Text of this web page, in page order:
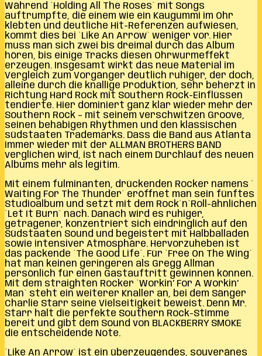
Während `Holding All The Roses` mit Songs
auftrumpfte, die einem wie ein Kaugummi im Ohr
klebten und deutliche Hit-Referenzen aufwiesen,
kommt dies bei `Like An Arrow` weniger vor. Hier
muss man sich zwei bis dreimal durch das Album
hören, bis einige Tracks diesen Ohrwurmeffekt
erzeugen. Insgesamt wirkt das neue Material im
Vergleich zum Vorgänger deutlich ruhiger, der doch,
alleine durch die knallige Produktion, sehr beherzt in
Richtung Hard Rock mit Southern Rock-Einflüssen
tendierte. Hier dominiert ganz klar wieder mehr der
Southern Rock – mit seinem verschwitzen Groove,
seinen behäbigen Rhythmen und den klassischen
südstaaten Trademarks. Dass die Band aus Atlanta
immer wieder mit der ALLMAN BROTHERS BAND
verglichen wird, ist nach einem Durchlauf des neuen
Albums mehr als legitim.
Mit einem fulminanten, drückenden Rocker namens `
Waiting For The Thunder` eröffnet man sein fünftes
Studioalbum und setzt mit dem Rock`n`Roll-ähnlichen
`Let It Burn` nach. Danach wird es ruhiger,
getragener, konzentriert sich eindringlich auf den
Südstaaten Sound und begeistert mit Halbballaden
sowie intensiver Atmosphäre. Hervorzuheben ist
das packende `The Good Life`. Für `Free On The Wing`
hat man keinen geringeren als Gregg Allman
persönlich für einen Gastauftritt gewinnen können.
Mit dem straighten Rocker `Workin’ For A Workin’
Man` steht ein weiterer Knaller an, bei dem Sänger
Charlie Starr seine Vielseitigkeit beweist. Denn Mr.
Starr hält die perfekte Southern Rock-Stimme
bereit und gibt dem Sound von BLACKBERRY SMOKE
die entscheidende Note.
`Like An Arrow` ist ein überzeugendes, souveränes